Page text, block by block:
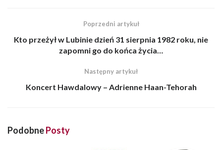
Poprzedni artykuł
Kto przeżył w Lubinie dzień 31 sierpnia 1982 roku, nie
zapomni go do końca życia…
Następny artykuł
Koncert Hawdalowy – Adrienne Haan-Tehorah
PodobnePosty